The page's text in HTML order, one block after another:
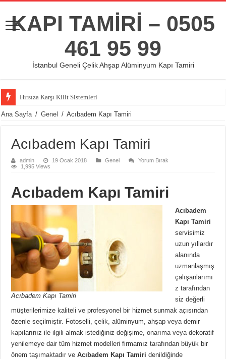
KAPI TAMİRİ – 0505
461 95 99
İstanbul Geneli Çelik Ahşap Alüminyum Kapı Tamiri
Hırsıza Karşı Kilit Sistemleri
Ana Sayfa / Genel / Acıbadem Kapı Tamiri
Acıbadem Kapı Tamiri
admin 19 Ocak 2018 Genel
Yorum Bırak
1,995 Views
Acıbadem Kapı Tamiri
Acıbadem Kapı Tamiri
Acıbadem
Kapı Tamiri
servisimiz
uzun yıllardır
alanında
uzmanlaşmış
çalışanlarımı
z tarafından
siz değerli
müşterilerimize kaliteli ve profesyonel bir hizmet sunmak açısından
özenle seçilmiştir. Fotoselli, çelik, alüminyum, ahşap veya demir
kapılarınız ile ilgili almak istediğiniz değişime, onarıma veya dekoratif
yenilemeye dair tüm hizmet modelleri firmamız tarafından büyük bir
önem taşımaktadır veAcıbadem Kapı Tamiri denildiğinde